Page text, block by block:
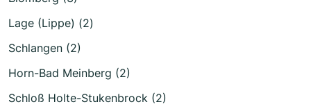
Lage (Lippe) (2)
Schlangen (2)
Horn-Bad Meinberg (2)
Schloß Holte-Stukenbrock (2)